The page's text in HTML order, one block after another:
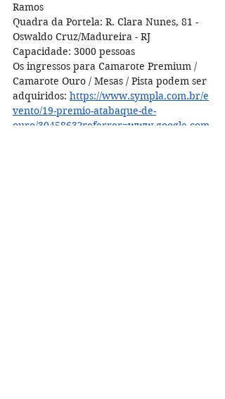
Ramos
Quadra da Portela: R. Clara Nunes, 81 -
Oswaldo Cruz/Madureira - RJ
Capacidade: 3000 pessoas
Os ingressos para Camarote Premium /
Camarote Ouro / Mesas / Pista podem ser
adquiridos: https://www.sympla.com.br/e
vento/19-premio-atabaque-de-
ouro/3045863?referrer=www.google.com